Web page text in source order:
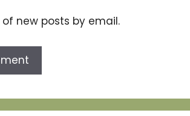
new posts by email.